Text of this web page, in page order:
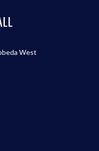
West